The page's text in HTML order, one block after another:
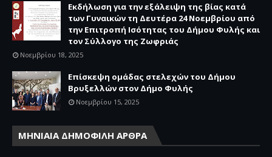
Εκδήλωση για την εξάλειψη της βίας κατά
των Γυναικών τη Δευτέρα 24 Νοεμβρίου από
την Επιτροπή Ισότητας του Δήμου Φυλής και
τον Σύλλογο της Ζωφριάς
Νοεμβρίου 18, 2025
Επίσκεψη ομάδας στελεχών του Δήμου
Βρυξελλών στον Δήμο Φυλής
Νοεμβρίου 15, 2025
ΜΗΝΙΑΙΑ ΔΗΜΟΦΙΛΗ ΑΡΘΡΑ